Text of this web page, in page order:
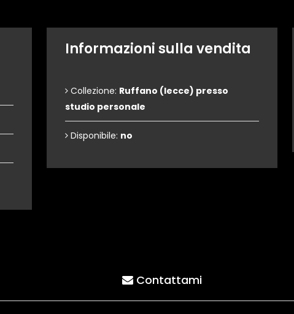
Informazioni sulla vendita
Collezione: Ruffano (lecce) presso
studio personale
Disponibile: no
Contattami